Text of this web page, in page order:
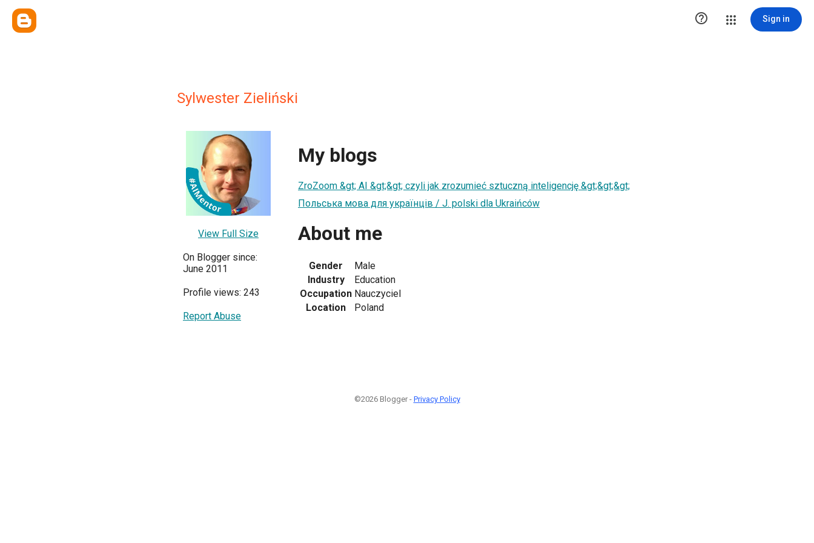
 Sign in
Sylwester Zieliński
View Full Size
On Blogger since:
June 2011
Profile views: 243
Report Abuse
My blogs
ZroZoom &gt; AI &gt;&gt; czyli jak zrozumieć sztuczną inteligencję &gt;&gt;&gt;
Польська мова для українців / J. polski dla Ukraińców
About me
Gender
Male
Industry
Education
Occupation Nauczyciel
Location
Poland
©2026 Blogger - Privacy Policy